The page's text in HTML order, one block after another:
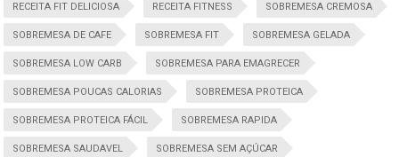
RECEITA FIT DELICIOSA RECEITA FITNESS SOBREMESA CREMOSA
SOBREMESA DE CAFE SOBREMESA FIT SOBREMESA GELADA
SOBREMESA LOW CARB SOBREMESA PARA EMAGRECER
SOBREMESA POUCAS CALORIAS SOBREMESA PROTEICA
SOBREMESA PROTEICA FÁCIL SOBREMESA RAPIDA
SOBREMESA SAUDAVEL SOBREMESA SEM AÇÚCAR